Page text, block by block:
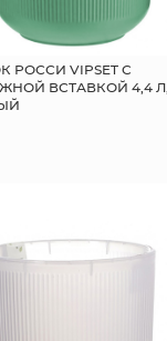
РОССИ VIPSET С
ВСТАВКОЙ 4,4 Л,